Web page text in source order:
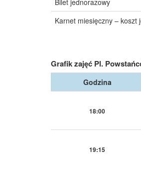
Karnet miesięczny – koszt
Grafik zajęć Pl.
Godzina
18:00
19:15